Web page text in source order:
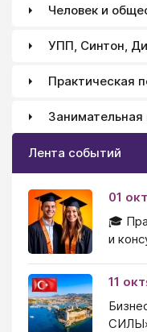
Человек и
УПП, Синтон,
Практическая
Занимательная
Лента событий
01
🎓
и
11